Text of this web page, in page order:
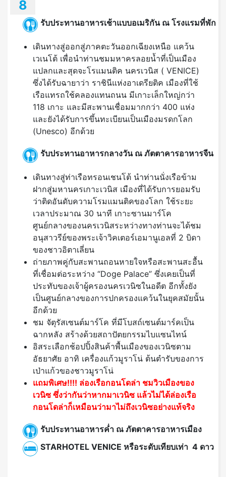
8
รับประทานอาหารเช้าแบบอเมริกัน ณ โรงแรมที่พัก
เดินทางสู่ออกสู่ภาคตะวันออกเฉียงเหนือ แคว้น
เวเนโต้ เพื่อนำท่านชมมหาครลอยน้ำที่เป็นเมือง
แปลกและสุดจะโรแมนติค นครเวนิส ( VENICE)
ซึ่งได้รับฉายาว่า ราชินีแห่งอาเดรียติค เมืองที่ใช้
เรือแทรถใช้คลองแทนถนน มีเกาะเล็กใหญ่กว่า
118 เกาะ และมีสะพานเชื่อมมากกว่า 400 แห่ง
และยังได้รับการขึ้นทะเบียนเป็นเมืองมรดกโลก
(Unesco) อีกด้วย
รับประทานอาหารกลางวัน ณ ภัตตาคารอาหารจีน
เดินทางสู่ท่าเรือทรอนเชนโต้ นำท่านนั่งเรือข้าม
ฝากสู่มหานครเกาะเวนิส เมืองที่ได้รับการยอมรับ
ว่าติดอันดับความโรมแมนติคของโลก ใช้ระยะ
เวลาประมาณ 30 นาที เกาะซานมาร์โค
ศูนย์กลางของนครเวนิสระหว่างทางท่านจะได้ชม
อนุสาวรีย์ของพระเจ้าวิคเตอร์เอมานูเอลที่ 2 บิดา
ของชาวอิตาเลี่ยน
ถ่ายภาพคู่กับสะพานถอนหายใจหรือสะพานสะอื้น
ที่เชื่อมต่อระหว่าง “Doge Palace” ซึ่งเคยเป็นที่
ประทับของเจ้าผู้ครองนครเวนิซในอดีต อีกทั้งยัง
เป็นศูนย์กลางของการปกครองแคว้นในยุคสมัยนั้น
อีกด้วย
ชม จัตุรัสเซนต์มาร์โค ที่มีโบสถ์เซนต์มาร์คเป็น
ฉากหลัง สร้างด้วยสถาปัตยกรรมไบแซนไทน์
อิสระเลือกช้อปปิ้งสินค้าพื้นเมืองของเวนิซตาม
อัธยาศัย อาทิ เครื่องแก้วมูราโน่ ต้นตำรับของการ
เป่าแก้วของชาวมูราโน่
แถมพิเศษ!!!! ล่องเรือกอนโดล่า ชมวิวเมืองของ
เวนิซ ซึ่งว่ากันว่าหากมาเวนิซ แล้วไม่ได้ล่องเรือ
กอนโดล่าก็เหมือนว่ามาไม่ถึงเวนิซอย่างแท้จริง
รับประทานอาหารค่ำ ณ ภัตตาคารอาหารเมือง
STARHOTEL VENICE หรือระดับเทียบเท่า 4 ดาว